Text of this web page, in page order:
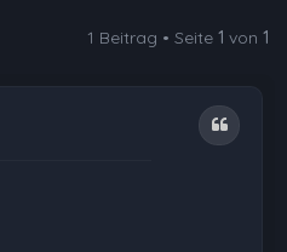
1 Beitrag • Seite 1 von 1
Zitat